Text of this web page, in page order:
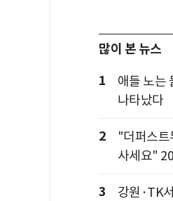
많이 본 뉴스
1
애들 노는
나타났다
2
"더퍼스트
사세요"
3
강원·TK